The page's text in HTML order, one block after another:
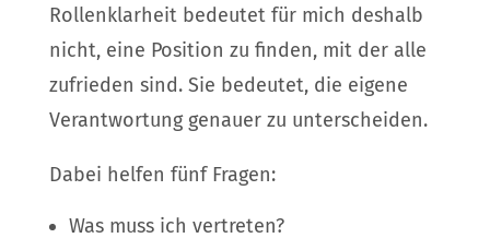
Rollenklarheit bedeutet für mich deshalb
nicht, eine Position zu finden, mit der alle
zufrieden sind. Sie bedeutet, die eigene
Verantwortung genauer zu unterscheiden.
Dabei helfen fünf Fragen:
Was muss ich vertreten?